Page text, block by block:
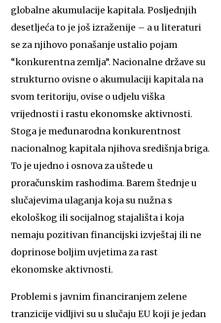
globalne akumulacije kapitala. Posljednjih
desetljeća to je još izraženije – a u literaturi
se za njihovo ponašanje ustalio pojam
“konkurentna zemlja”. Nacionalne države su
strukturno ovisne o akumulaciji kapitala na
svom teritoriju, ovise o udjelu viška
vrijednosti i rastu ekonomske aktivnosti.
Stoga je međunarodna konkurentnost
nacionalnog kapitala njihova središnja briga.
To je ujedno i osnova za uštede u
proračunskim rashodima. Barem štednje u
slučajevima ulaganja koja su nužna s
ekološkog ili socijalnog stajališta i koja
nemaju pozitivan financijski izvještaj ili ne
doprinose boljim uvjetima za rast
ekonomske aktivnosti.
Problemi s javnim financiranjem zelene
tranzicije vidljivi su u slučaju EU koji je jedan